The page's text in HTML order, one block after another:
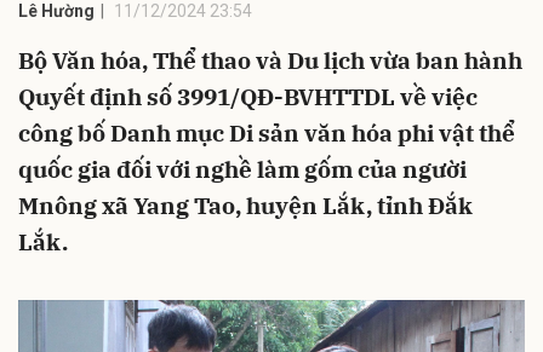
Lê Hường 11/12/2024 23:54
Bộ Văn hóa, Thể thao và Du lịch vừa ban hành
Quyết định số 3991/QĐ-BVHTTDL về việc
công bố Danh mục Di sản văn hóa phi vật thể
quốc gia đối với nghề làm gốm của người
Mnông xã Yang Tao, huyện Lắk, tỉnh Đắk
Lắk.